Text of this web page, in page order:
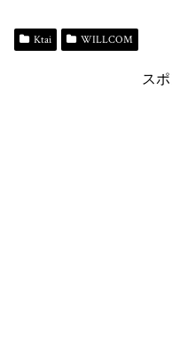
bo
ok
sk
y
n
Ktai WILLCOM
ス